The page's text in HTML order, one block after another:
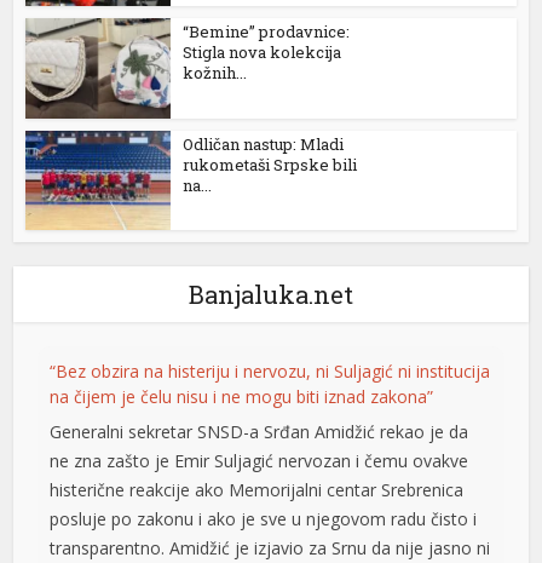
“Bemine” prodavnice:
Stigla nova kolekcija
kožnih...
Odličan nastup: Mladi
rukometaši Srpske bili
na...
Banjaluka.net
“Bez obzira na histeriju i nervozu, ni Suljagić ni institucija
na čijem je čelu nisu i ne mogu biti iznad zakona”
Generalni sekretar SNSD-a Srđan Amidžić rekao je da
ne zna zašto je Emir Suljagić nervozan i čemu ovakve
histerične reakcije ako Memorijalni centar Srebrenica
posluje po zakonu i ako je sve u njegovom radu čisto i
transparentno. Amidžić je izjavio za Srnu da nije jasno ni